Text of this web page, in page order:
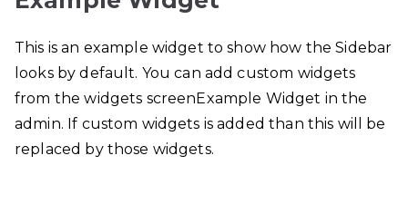
This is an example widget to show how the Sidebar
looks by default. You can add custom widgets
from the widgets screenExample Widget in the
admin. If custom widgets is added than this will be
replaced by those widgets.